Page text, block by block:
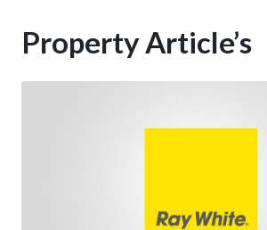
Property Article’s